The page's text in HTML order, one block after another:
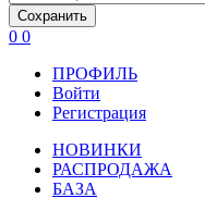
Сохранить
0 0
ПРОФИЛЬ
Войти
Регистрация
НОВИНКИ
РАСПРОДАЖА
БАЗА